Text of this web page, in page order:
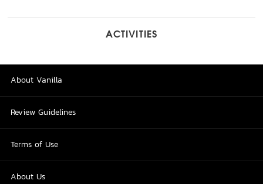
ACTIVITIES
About Vanilla
Review Guidelines
Terms of Use
About Us